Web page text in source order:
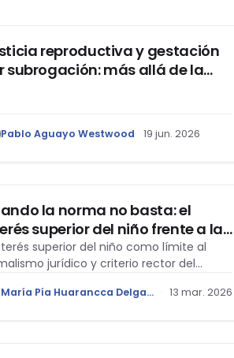
reproductiva y gestación
subrogación: más allá de la
Pablo Aguayo Westwood 19 jun. 2026
la norma no basta: el
superior del niño frente a la
del Derecho de Familia
superior del niño como límite al
jurídico y criterio rector del
de Familia, que habilita la función
del juez para garantizar la protección
María Pía Huarancca Delgado 13 mar. 2026